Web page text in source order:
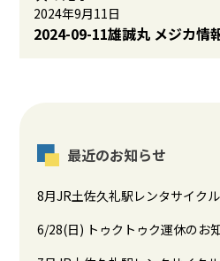
2024年9月11日
2024-09-11雄誠丸 メジカ情
最近のお知らせ
8月JR土佐久礼駅レンタサイク
6/28(日) トゥクトゥク運休のお